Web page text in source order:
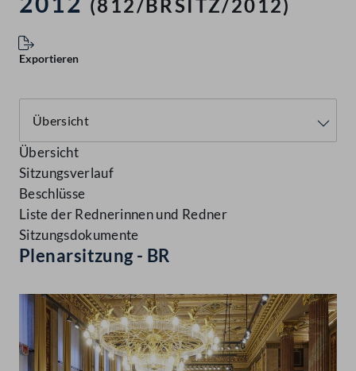
(812/BRSITZ/2012)
Exportieren
Übersicht
Sitzungsverlauf
Beschlüsse
Liste der Rednerinnen und Redner
Sitzungsdokumente
Plenarsitzung - BR